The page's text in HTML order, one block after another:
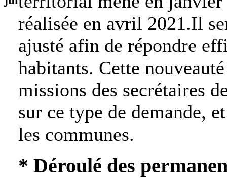
réalisée en avril 2021.Il
ajusté afin de répondre
habitants. Cette
missions des secrétaires
sur ce type de demande,
les communes.
* Déroulé des